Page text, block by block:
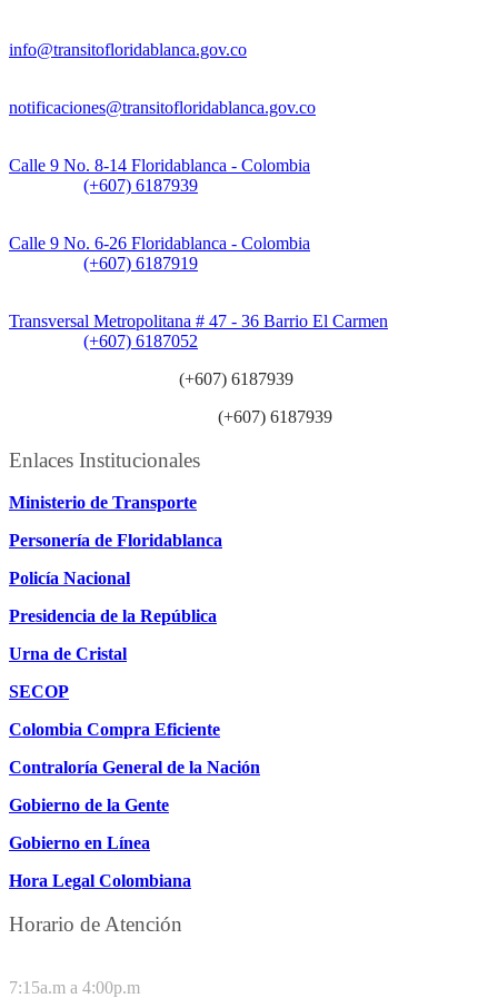
info@transitofloridablanca.gov.co
notificaciones@transitofloridablanca.gov.co
Calle 9 No. 8-14 Floridablanca - Colombia
(+607) 6187939
Calle 9 No. 6-26 Floridablanca - Colombia
(+607) 6187919
Transversal Metropolitana # 47 - 36 Barrio El Carmen
(+607) 6187052
(+607) 6187939
(+607) 6187939
Enlaces Institucionales
Ministerio de Transporte
Personería de Floridablanca
Policía Nacional
Presidencia de la República
Urna de Cristal
SECOP
Colombia Compra Eficiente
Contraloría General de la Nación
Gobierno de la Gente
Gobierno en Línea
Hora Legal Colombiana
Horario de Atención
7:15a.m a 4:00p.m